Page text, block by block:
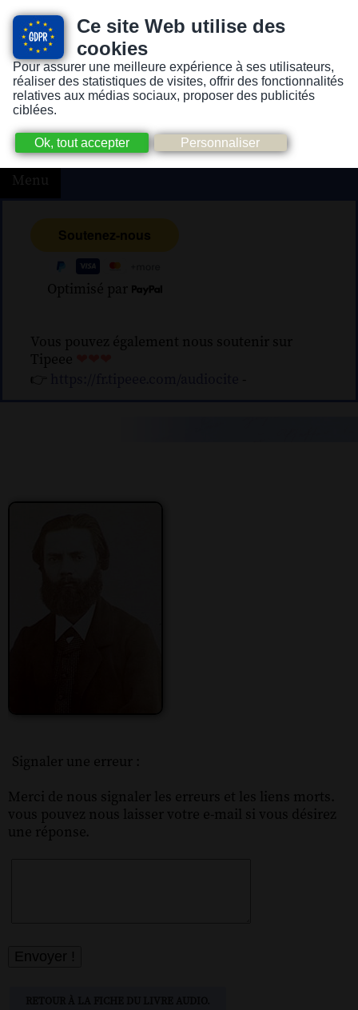
Ce site Web utilise des
cookies
Pour assurer une meilleure expérience à ses utilisateurs,
réaliser des statistiques de visites, offrir des fonctionnalités
relatives aux médias sociaux, proposer des publicités
ciblées.
Version pour personnes mal-voyantes ou non-voyantes
Menu
Optimisé par
Vous pouvez également nous soutenir sur
Tipeee
👉
-
Signaler une erreur :
Merci de nous signaler les erreurs et les liens morts.
vous pouvez nous laisser votre e-mail si vous désirez
une réponse.